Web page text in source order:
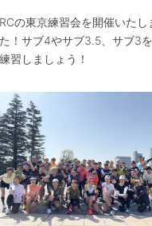
の東京練習会を開催いたし
！サブ4やサブ3.5、サブ3
習しましょう！